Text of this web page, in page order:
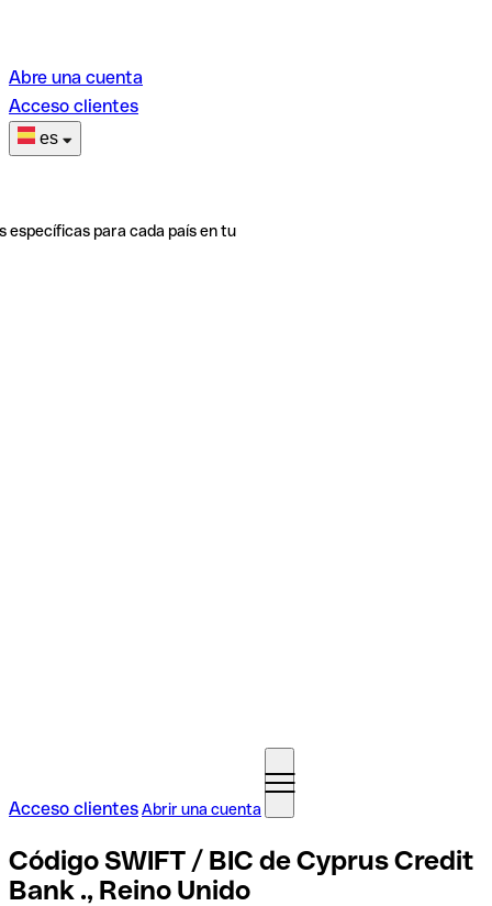
Abre una cuenta
Acceso clientes
es
específicas para cada país en tu
Acceso clientesAbrir una cuenta
Código SWIFT / BIC de Cyprus Credit
Bank ., Reino Unido